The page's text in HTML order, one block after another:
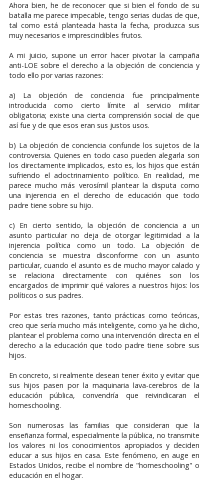
Ahora bien, he de reconocer que si bien el fondo de su
batalla me parece impecable, tengo serias dudas de que,
tal como está planteada hasta la fecha, produzca sus
muy necesarios e imprescindibles frutos.
A mi juicio, supone un error hacer pivotar la campaña
anti-LOE sobre el derecho a la objeción de conciencia y
todo ello por varias razones:
a) La objeción de conciencia fue principalmente
introducida como cierto límite al servicio militar
obligatoria; existe una cierta comprensión social de que
así fue y de que esos eran sus justos usos.
b) La objeción de conciencia confunde los sujetos de la
controversia. Quienes en todo caso pueden alegarla son
los directamente implicados, esto es, los hijos que están
sufriendo el adoctrinamiento político. En realidad, me
parece mucho más verosímil plantear la disputa como
una injerencia en el derecho de educación que todo
padre tiene sobre su hijo.
c) En cierto sentido, la objeción de conciencia a un
asunto particular no deja de otorgar legitimidad a la
injerencia política como un todo. La objeción de
conciencia se muestra disconforme con un asunto
particular, cuando el asunto es de mucho mayor calado y
se relaciona directamente con quiénes son los
encargados de imprimir qué valores a nuestros hijos: los
políticos o sus padres.
Por estas tres razones, tanto prácticas como teóricas,
creo que sería mucho más inteligente, como ya he dicho,
plantear el problema como una intervención directa en el
derecho a la educación que todo padre tiene sobre sus
hijos.
En concreto, si realmente desean tener éxito y evitar que
sus hijos pasen por la maquinaria lava-cerebros de la
educación pública, convendría que reivindicaran el
homeschooling.
Son numerosas las familias que consideran que la
enseñanza formal, especialmente la pública, no transmite
los valores ni los conocimientos apropiados y deciden
educar a sus hijos en casa. Este fenómeno, en auge en
Estados Unidos, recibe el nombre de "homeschooling" o
educación en el hogar.